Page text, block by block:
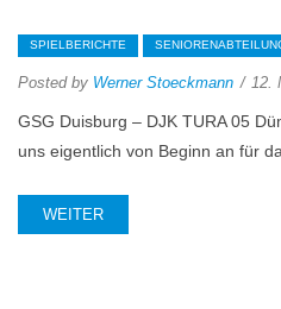
SPIELBERICHTE
Posted by Werner Stoeckmann 12.
GSG Duisburg – DJK TURA 05
uns eigentlich von Beginn an für
WEITER